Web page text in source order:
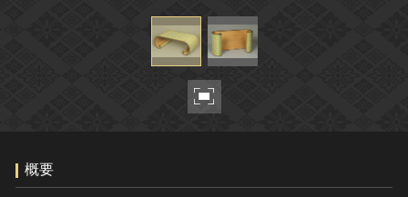
このサイトについて
関連サイトリンク
サイトマップ
サイトのご意見はこちら
文化遺産データベース
概要